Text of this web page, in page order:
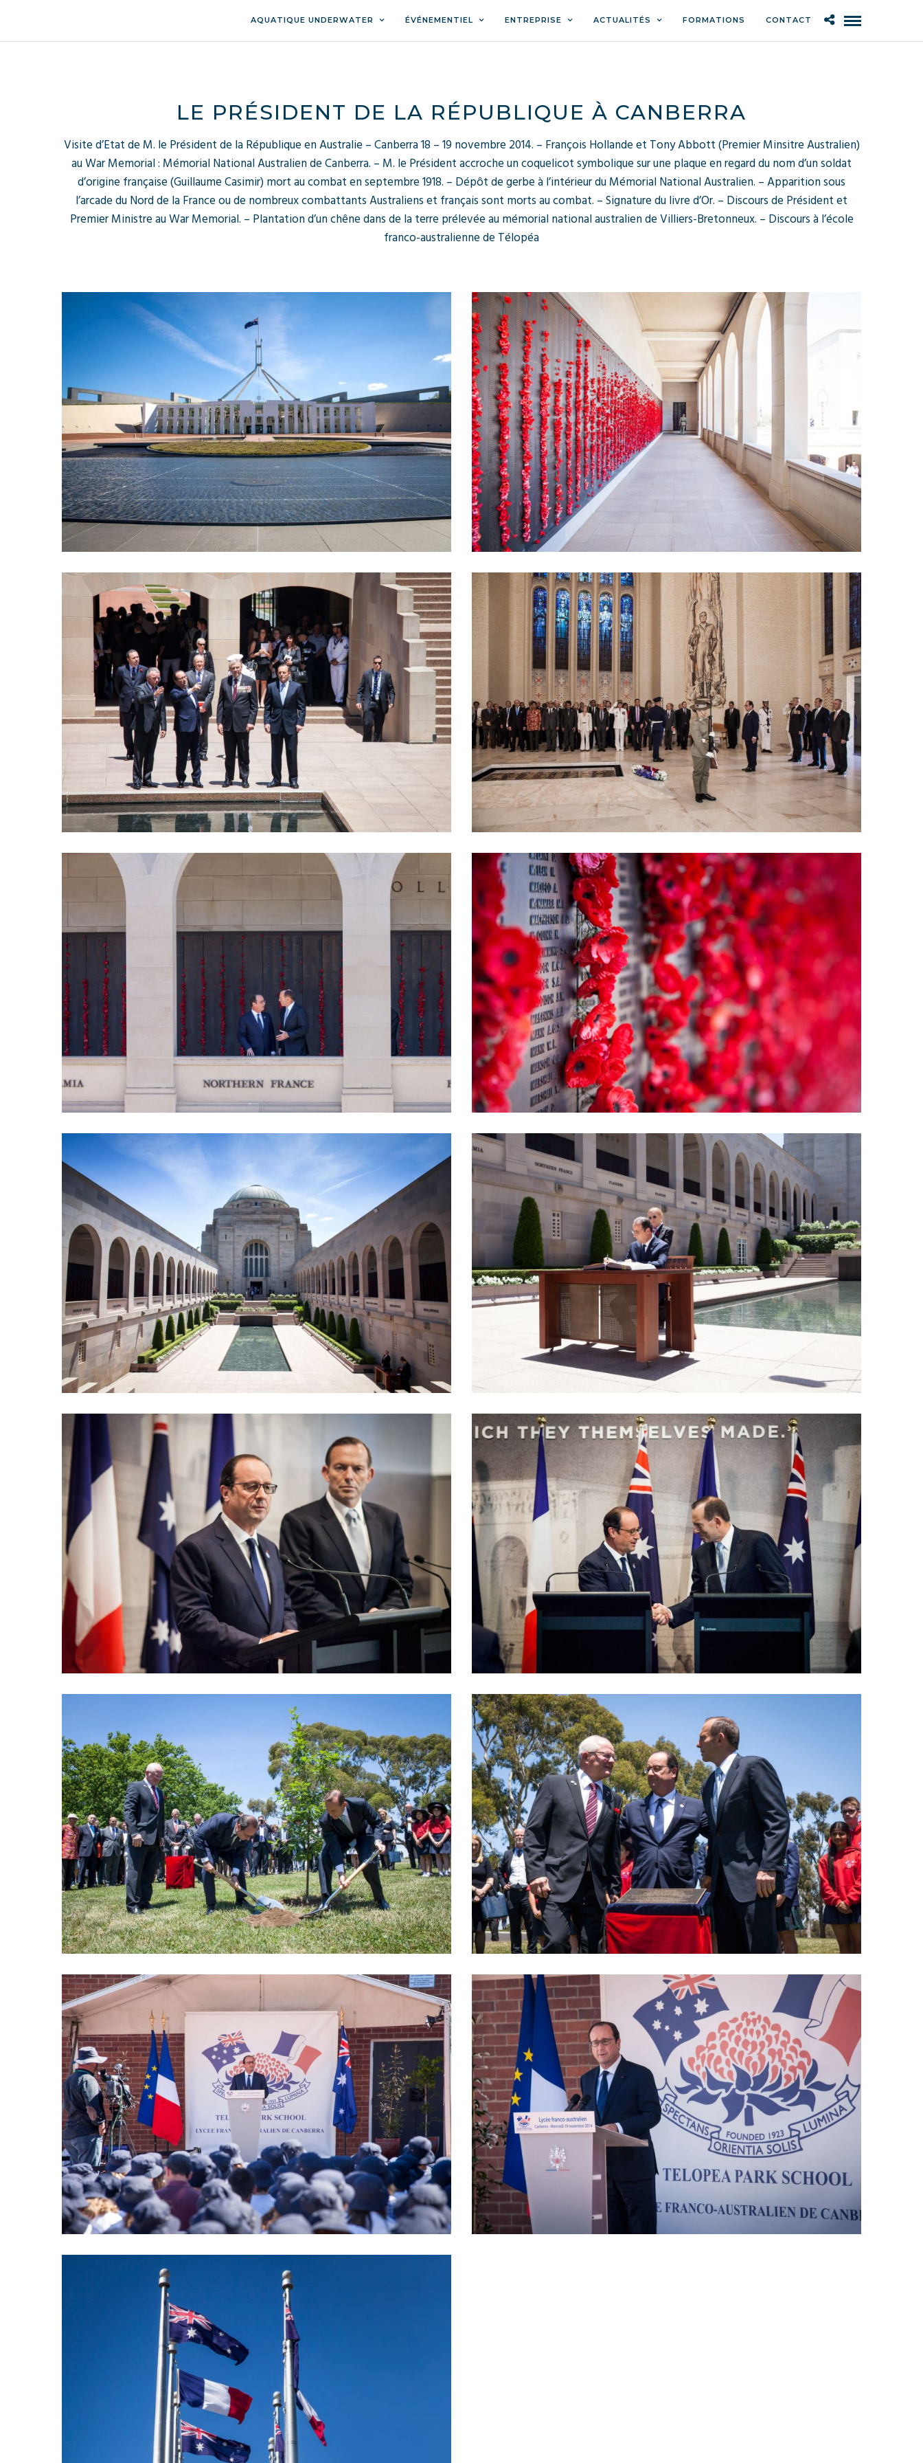
AQUATIQUE UNDERWATER ÉVÉNEMENTIEL ENTREPRISE ACTUALITÉS FORMATIONS CONTACT
LE PRÉSIDENT DE LA RÉPUBLIQUE À CANBERRA
Visite d’Etat de M. le Président de la République en Australie – Canberra 18 – 19 novembre 2014. – François Hollande et Tony Abbott (Premier Minsitre Australien)
au War Memorial : Mémorial National Australien de Canberra. – M. le Président accroche un coquelicot symbolique sur une plaque en regard du nom d’un soldat
d’origine française (Guillaume Casimir) mort au combat en septembre 1918. – Dépôt de gerbe à l’intérieur du Mémorial National Australien. – Apparition sous
l’arcade du Nord de la France ou de nombreux combattants Australiens et français sont morts au combat. – Signature du livre d’Or. – Discours de Président et
Premier Ministre au War Memorial. – Plantation d’un chêne dans de la terre prélevée au mémorial national australien de Villiers-Bretonneux. – Discours à l’école
franco-australienne de Télopéa